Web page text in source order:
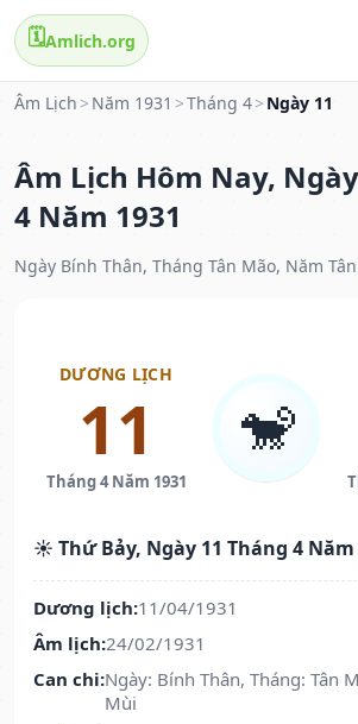
🗓️Amlich.org
Âm Lịch > Năm 1931 >Tháng 4> Ngày 11
Âm Lịch Hôm Nay,
4 Năm 1931
Ngày Bính Thân, Tháng Tân Mão, Năm
DƯƠNG LỊCH
11
Tháng 4 Năm 1931
🐒
☀️ Thứ Bảy, Ngày 11 Tháng 4 Năm
Dương lịch:11/04/1931
Âm lịch:24/02/1931
Can chi:Ngày: Bính Thân, Tháng: Tân
Mùi